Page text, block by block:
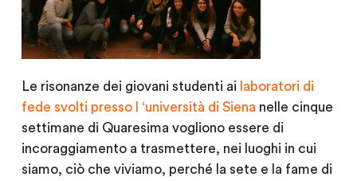
Le risonanze dei giovani studenti ai laboratori di
fede svolti presso l ‘università di Siena nelle cinque
settimane di Quaresima vogliono essere di
incoraggiamento a trasmettere, nei luoghi in cui
siamo, ciò che viviamo, perché la sete e la fame di